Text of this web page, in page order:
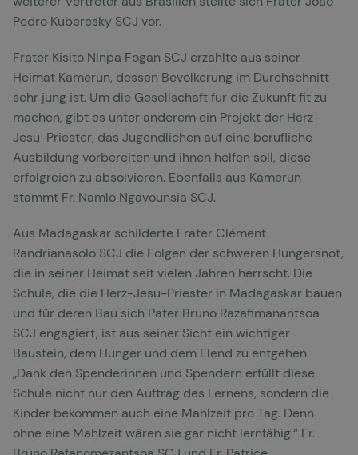
Pedro Kuberesky SCJ vor.
Frater Kisito Ninpa Fogan SCJ erzählte aus seiner
Heimat Kamerun, dessen Bevölkerung im Durchschnitt
sehr jung ist. Um die Gesellschaft für die Zukunft fit zu
machen, gibt es unter anderem ein Projekt der Herz-
Jesu-Priester, das Jugendlichen auf eine berufliche
Ausbildung vorbereiten und ihnen helfen soll, diese
erfolgreich zu absolvieren. Ebenfalls aus Kamerun
stammt Fr. Namlo Ngavounsia SCJ.
Aus Madagaskar schilderte Frater Clément
Randrianasolo SCJ die Folgen der schweren Hungersnot,
die in seiner Heimat seit vielen Jahren herrscht. Die
Schule, die die Herz-Jesu-Priester in Madagaskar bauen
und für deren Bau sich Pater Bruno Razafimanantsoa
SCJ engagiert, ist aus seiner Sicht ein wichtiger
Baustein, dem Hunger und dem Elend zu entgehen.
„Dank den Spenderinnen und Spendern erfüllt diese
Schule nicht nur den Auftrag des Lernens, sondern die
Kinder bekommen auch eine Mahlzeit pro Tag. Denn
ohne eine Mahlzeit wären sie gar nicht lernfähig.“ Fr.